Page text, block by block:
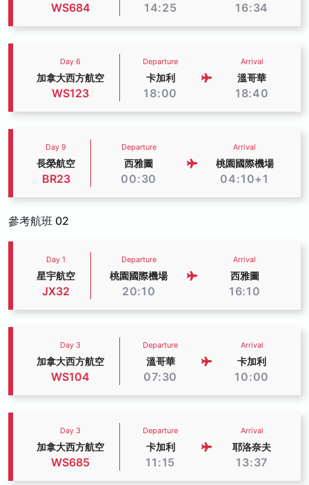
WS684 14:25 16:34
Day 6
加拿大西方航空
WS123
Departure
卡加利
18:00
Arrival
溫哥華
18:40
Day 9
長榮航空
BR23
Departure
西雅圖
00:30
Arrival
桃園國際機場
04:10+1
參考航班 02
Day 1
星宇航空
JX32
Departure
桃園國際機場
20:10
Arrival
西雅圖
16:10
Day 3
加拿大西方航空
WS104
Departure
溫哥華
07:30
Arrival
卡加利
10:00
Day 3
加拿大西方航空
WS685
Departure
卡加利
11:15
Arrival
耶洛奈夫
13:37